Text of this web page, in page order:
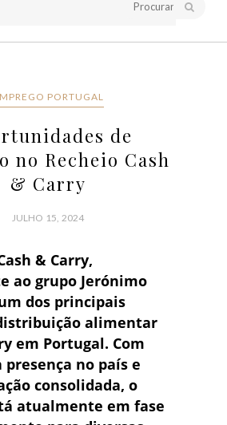
PORTUGAL
de
no Recheio Cash
& Carry
JULHO 15, 2024
& Carry,
ao grupo Jerónimo
dos principais
alimentar
em Portugal. Com
no país e
consolidada, o
atualmente em fase